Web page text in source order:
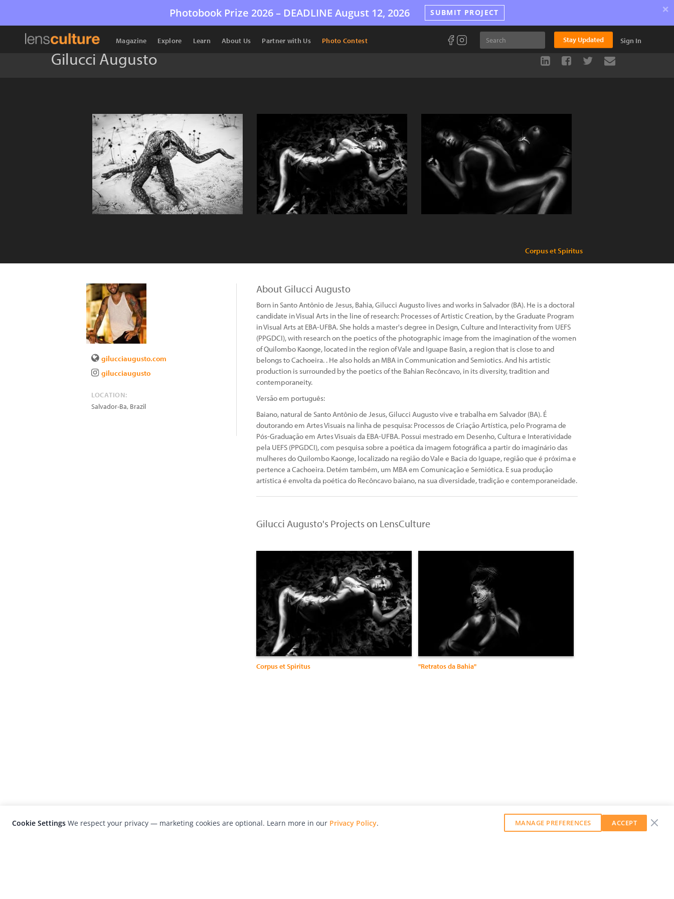
Photobook Prize 2026 – DEADLINE August 12, 2026 SUBMIT PROJECT ×
Magazine Explore Learn About Us Partner with Us Photo Contest Stay Updated Sign In
Gilucci Augusto
Corpus et Spiritus
gilucciaugusto.com
gilucciaugusto
LOCATION:
Salvador-Ba, Brazil
About Gilucci Augusto
Born in Santo Antônio de Jesus, Bahia, Gilucci Augusto lives and works in Salvador (BA). He is a doctoral
candidate in Visual Arts in the line of research: Processes of Artistic Creation, by the Graduate Program
in Visual Arts at EBA-UFBA. She holds a master's degree in Design, Culture and Interactivity from UEFS
(PPGDCI), with research on the poetics of the photographic image from the imagination of the women
of Quilombo Kaonge, located in the region of Vale and Iguape Basin, a region that is close to and
belongs to Cachoeira. . He also holds an MBA in Communication and Semiotics. And his artistic
production is surrounded by the poetics of the Bahian Recôncavo, in its diversity, tradition and
contemporaneity.
Versão em português:
Baiano, natural de Santo Antônio de Jesus, Gilucci Augusto vive e trabalha em Salvador (BA). É
doutorando em Artes Visuais na linha de pesquisa: Processos de Criação Artística, pelo Programa de
Pós-Graduação em Artes Visuais da EBA-UFBA. Possui mestrado em Desenho, Cultura e Interatividade
pela UEFS (PPGDCI), com pesquisa sobre a poética da imagem fotográfica a partir do imaginário das
mulheres do Quilombo Kaonge, localizado na região do Vale e Bacia do Iguape, região que é próxima e
pertence a Cachoeira. Detém também, um MBA em Comunicação e Semiótica. E sua produção
artística é envolta da poética do Recôncavo baiano, na sua diversidade, tradição e contemporaneidade.
Gilucci Augusto's Projects on LensCulture
Corpus et Spiritus "Retratos da Bahia"
Cookie Settings We respect your privacy — marketing cookies are optional. Learn more in our Privacy Policy. MANAGE PREFERENCES ACCEPT